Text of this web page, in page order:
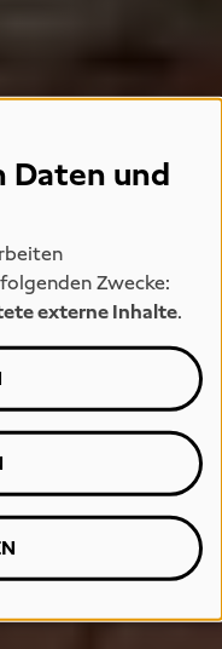
Daten und
Zwecke:
externe Inhalte.